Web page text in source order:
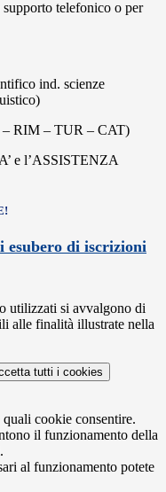
telefonico o per
ind. scienze
RIM – TUR – CAT)
e l’ASSISTENZA
esubero di iscrizioni
utilizzati si avvalgono di
alle finalità illustrate nella
tutti i cookies
quali cookie consentire.
il funzionamento della
al funzionamento potete